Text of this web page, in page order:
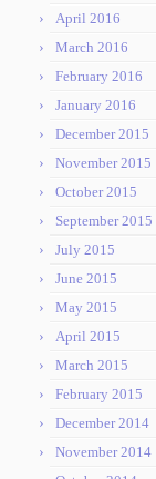
April 2016
March 2016
February 2016
January 2016
December 2015
November 2015
October 2015
September 2015
July 2015
June 2015
May 2015
April 2015
March 2015
February 2015
December 2014
November 2014